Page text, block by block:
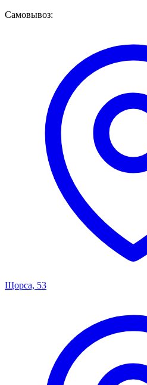
Самовывоз:
Щорса, 53